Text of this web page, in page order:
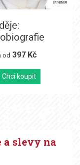
od 397 Kč
Chci koupit
a slevy na